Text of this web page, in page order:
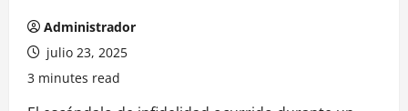
Administrador
julio 23, 2025
3 minutes read